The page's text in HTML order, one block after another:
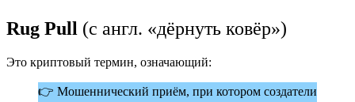
Rug Pull (с англ. «дёрнуть ковёр»)
Это криптовый термин, означающий:
👉 Мошеннический приём, при котором создатели